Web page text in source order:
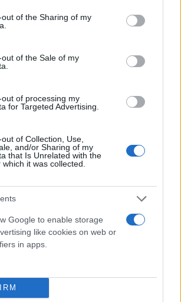
visit or usage behaviour. You may click to
to Google and its third-party tags to
specified purposes in below Google
of the Sharing of my
of the Sale of my
of processing my
for Targeted Advertising.
of Collection, Use,
and/or Sharing of my
that Is Unrelated with the
it was collected.
Google to enable storage
like cookies on web or
in apps.
ανακριτη σήμερα ο Νορβηγός
αστυνομικό
Ομάδα
Flash.gr